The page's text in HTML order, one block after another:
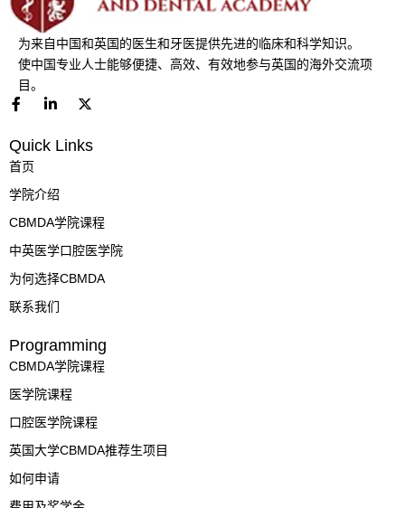
为来自中国和英国的医生和牙医提供先进的临床和科学知识。
使中国专业人士能够便捷、高效、有效地参与英国的海外交流项
目。
F
a
e
b
o
o
k
-
f
L
k
i
n
-
i
n
X
-
w
r
Quick Links
首页
学院介绍
CBMDA学院课程
中英医学口腔医学院
为何选择CBMDA
联系我们
Programming
CBMDA学院课程
医学院课程
口腔医学院课程
英国大学CBMDA推荐生项目
如何申请